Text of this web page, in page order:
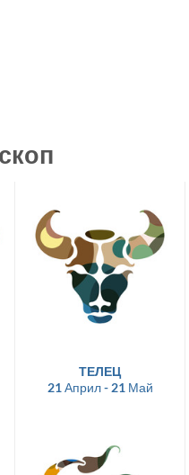
ТЕЛЕЦ
21 Април - 21 Май